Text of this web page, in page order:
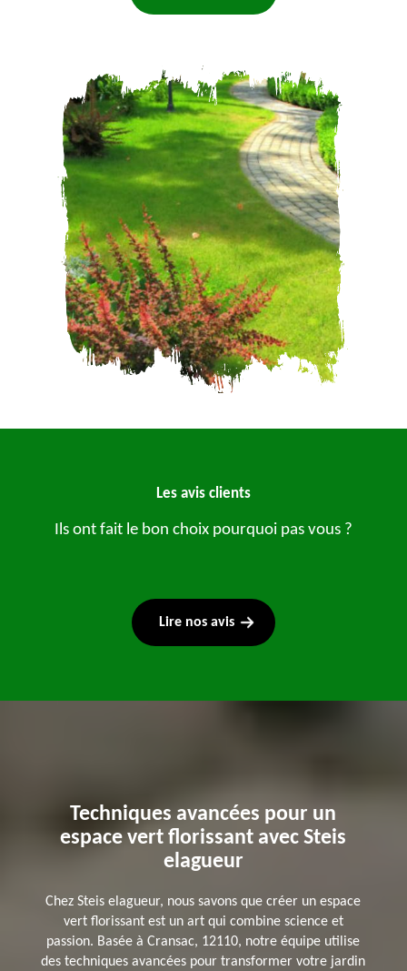
Les avis clients
Ils ont fait le bon choix pourquoi pas vous ?
Lire nos avis
Techniques avancées pour un
espace vert florissant avec Steis
elagueur
Chez Steis elagueur, nous savons que créer un espace
vert florissant est un art qui combine science et
passion. Basée à Cransac, 12110, notre équipe utilise
des techniques avancées pour transformer votre jardin